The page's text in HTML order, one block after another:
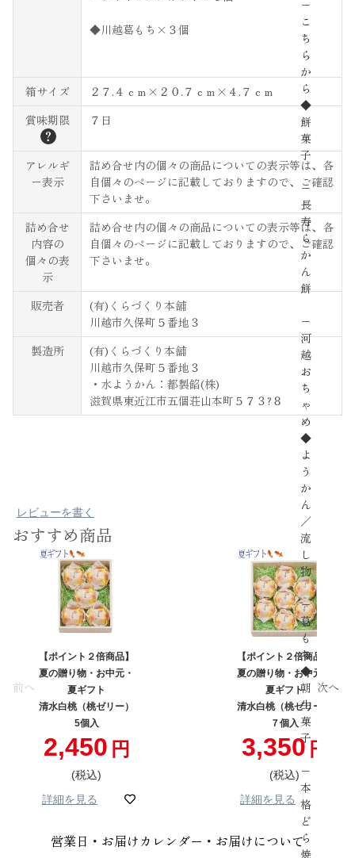
−
こ
ち
ら
か
ら
◆
餅
菓
子
−
長
寿
ら
か
ん
餅
−
河
越
お
ち
ゃ
め
◆
よ
う
か
ん
／
流
し
物
−
葛
も
ち
◆
朝
生
菓
子
−
本
格
ど
ら
焼
◆川越葛もち×３個
箱サイズ
２７.４ｃｍ×２０.７ｃｍ×４.７ｃｍ
賞味期限
？
７日
アレルギ
ー表示
詰め合せ内の個々の商品についての表示等は、各
自個々のページに記載しておりますので、ご確認
下さいませ。
詰め合せ
内容の
個々の表
示
詰め合せ内の個々の商品についての表示等は、各
自個々のページに記載しておりますので、ご確認
下さいませ。
販売者
(有)くらづくり本舗
川越市久保町５番地３
製造所
(有)くらづくり本舗
川越市久保町５番地３
・水ようかん：都製餡(株)
滋賀県東近江市五個荘山本町５７３?８
レビューを書く
おすすめ商品
前へ
【ポイント２倍商品】
夏の贈り物・お中元・
夏ギフト
清水白桃（桃ゼリー）
5個入
2,450
税込
詳細を見る
【ポイント２倍商品】
夏の贈り物・お中元・
夏ギフト
清水白桃（桃ゼリー）
７個入
3,350
税込
詳細を見る
次へ
営業日・お届けカレンダー・お届けについて